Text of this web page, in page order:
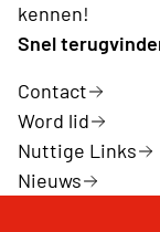
kennen!
Snel
Contact
Word lid
Nuttige Links
Nieuws